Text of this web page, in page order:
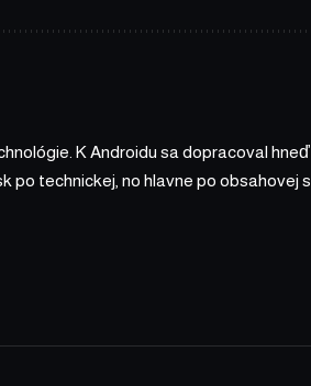
K Androidu sa dopracoval
po technickej, no hlavne po